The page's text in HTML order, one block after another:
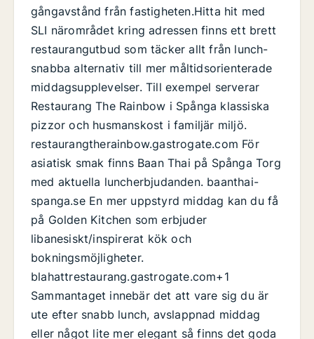
gångavstånd från fastigheten.Hitta hit med
SLI närområdet kring adressen finns ett brett
restaurangutbud som täcker allt från lunch-
snabba alternativ till mer måltidsorienterade
middagsupplevelser. Till exempel serverar
Restaurang The Rainbow i Spånga klassiska
pizzor och husmanskost i familjär miljö.
restaurangtherainbow.gastrogate.com För
asiatisk smak finns Baan Thai på Spånga Torg
med aktuella luncherbjudanden. baanthai-
spanga.se En mer uppstyrd middag kan du få
på Golden Kitchen som erbjuder
libanesiskt/inspirerat kök och
bokningsmöjligheter.
blahattrestaurang.gastrogate.com+1
Sammantaget innebär det att vare sig du är
ute efter snabb lunch, avslappnad middag
eller något lite mer elegant så finns det goda